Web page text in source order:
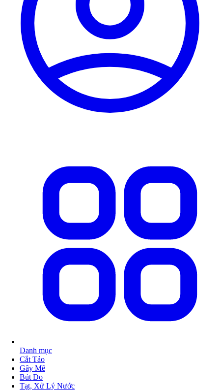
Danh mục
Cắt Tảo
Gây Mê
Bút Đo
Tạt, Xử Lý Nước